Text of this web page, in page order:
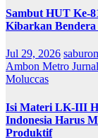
Sambut HUT Ke-
Kibarkan Bendera
Jul 29, 2026
Ambon Metro
Moluccas
Isi Materi LK-III
Indonesia Harus
Produktif